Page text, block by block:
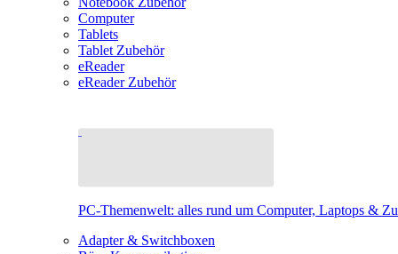
Computer
Tablets
Tablet Zubehör
eReader
eReader Zubehör
PC-Themenwelt: alles rund um Computer, Laptops &
Adapter & Switchboxen